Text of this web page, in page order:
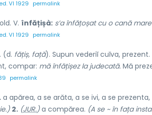
VI 1929 permalink
V. înfățișà: s’a înfățoșat cu o cană
VI 1929 permalink
(d. fățiș, față). Supun vederiĭ cuĭva, prezent.
compar: mă înfățișez la judecată. Mă
permalink
a apărea, a se arăta, a se ivi, a se
2. (JUR.)a compărea. (A se ~ în fața